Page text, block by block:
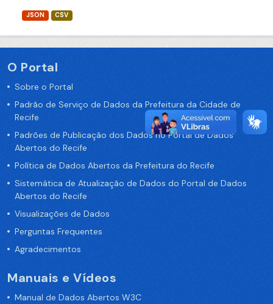
JSON CSV
O Portal
Sobre o Portal
Padrão de Serviço de Dados da Prefeitura da Cidade de
Recife
Padrões de Publicação dos Dados no Portal de Dados
Abertos do Recife
Política de Dados Abertos da Prefeitura do Recife
Sistemática de Atualização de Dados do Portal de Dados
Abertos do Recife
Visualizações de Dados
Perguntas Frequentes
Agradecimentos
Manuais e Vídeos
Manual de Dados Abertos W3C